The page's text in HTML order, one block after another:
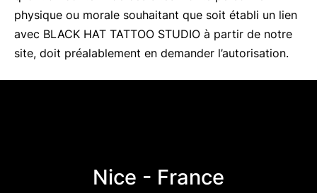
physique ou morale souhaitant que soit établi un lien
avec BLACK HAT TATTOO STUDIO à partir de notre
site, doit préalablement en demander l’autorisation.
Nice - France